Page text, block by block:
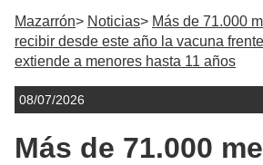
Mazarrón Noticias
Más de 71.000
recibir desde este año la vacuna
extiende a menores hasta 11 años
08/07/2026
Más de 71.000